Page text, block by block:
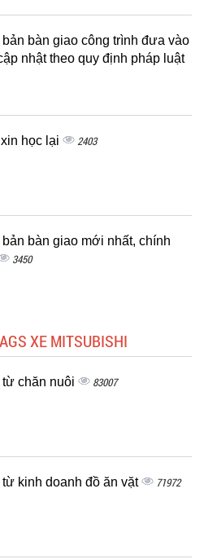
bản bàn giao công trình đưa vào
nhật theo quy định pháp luật
học lại 2403
bản bàn giao mới nhất, chính
3450
XE MITSUBISHI
từ chăn nuôi 83007
từ kinh doanh đồ ăn vặt 71972